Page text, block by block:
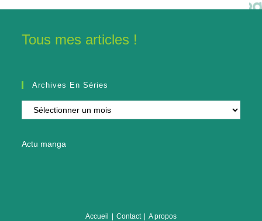
Tous mes articles !
Archives En Séries
Archives
en
Actu manga
Accueil Contact A propos